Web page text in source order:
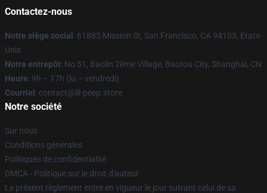
Contactez-nous
Notre siège social : 61885 Mission St, San Francisco, CA 94103, États-
Unis
Notre entrepôt: No 51, Baolin 2ème Village, Baotou City, Shanghai, CN
Heure: 9h – 17h (lu – vendredi)
Courriel : contact@lil-peep.store
Notre société
Sur nous
Conditions générales
Politiques de confidentialité
DMCA - Politique sur le droit d'auteur
Le présent règlement entre en vigueur le jour suivant celui de sa